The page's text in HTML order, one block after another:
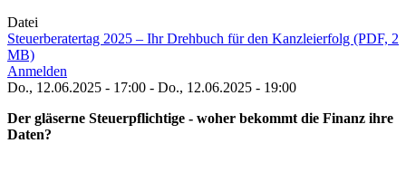
Datei
Steuerberatertag 2025 – Ihr Drehbuch für den Kanzleierfolg (PDF, 2
MB)
Anmelden
Do., 12.06.2025 - 17:00 - Do., 12.06.2025 - 19:00
Der gläserne Steuerpflichtige - woher bekommt die Finanz ihre
Daten?